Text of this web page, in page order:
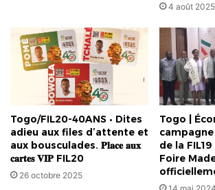
4 août 2025
Togo/FIL20-40ANS • Dites
adieu aux files d’attente et
aux bousculades. 𝐏𝐥𝐚𝐜𝐞 𝐚𝐮𝐱
𝐜𝐚𝐫𝐭𝐞𝐬 𝐕𝐈𝐏 FIL20
26 octobre 2025
Togo |
de la
Foire